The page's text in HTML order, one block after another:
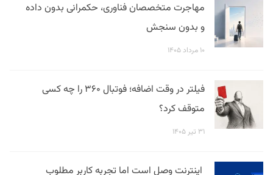
مهاجرت متخصصان فناوری، حکمرانی بدون داده
و بدون سنجش
۱۰ مرداد ۱۴۰۵
فیلتر در وقت اضافه؛ فوتبال ۳۶۰ را چه کسی
متوقف کرد؟
۳۱ تیر ۱۴۰۵
اینترنت وصل است اما تجربه کاربر مطلوب